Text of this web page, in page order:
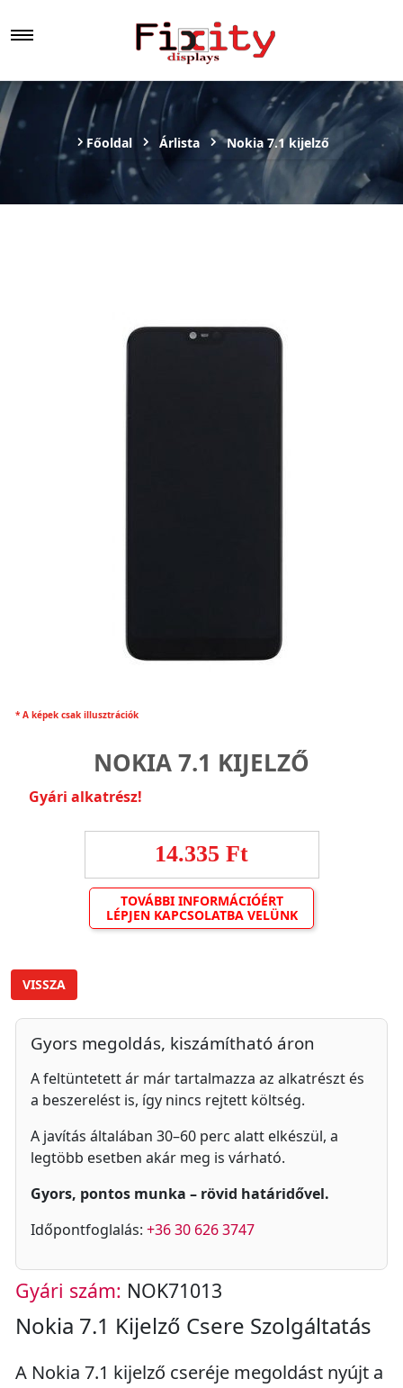
Főoldal Árlista Nokia 7.1 kijelző
* A képek csak illusztrációk
NOKIA 7.1 KIJELZŐ
Gyári alkatrész!
14.335 Ft
TOVÁBBI INFORMÁCIÓÉRT
LÉPJEN KAPCSOLATBA VELÜNK
VISSZA
Gyors megoldás, kiszámítható áron
A feltüntetett ár már tartalmazza az alkatrészt és
a beszerelést is, így nincs rejtett költség.
A javítás általában 30–60 perc alatt elkészül, a
legtöbb esetben akár meg is várható.
Gyors, pontos munka – rövid határidővel.
Időpontfoglalás: +36 30 626 3747
Gyári szám: NOK71013
Nokia 7.1 Kijelző Csere Szolgáltatás
A Nokia 7.1 kijelző cseréje megoldást nyújt a